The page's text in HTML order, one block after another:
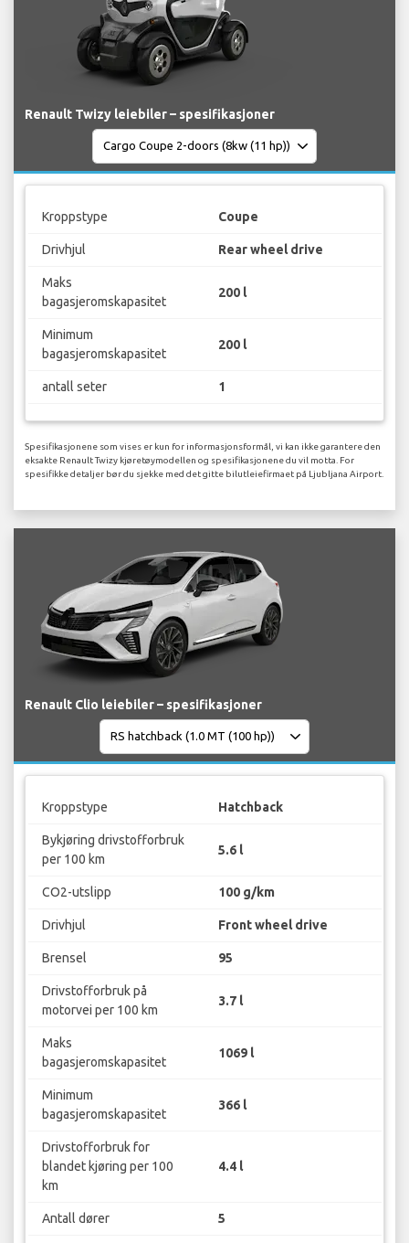
Renault Twizy leiebiler – spesifikasjoner
Kroppstype Coupe
Drivhjul Rear wheel drive
Maks
bagasjeromskapasitet
200 l
Minimum
bagasjeromskapasitet
200 l
antall seter 1
Spesifikasjonene som vises er kun for informasjonsformål, vi kan ikke garantere den
eksakte Renault Twizy kjøretøymodellen og spesifikasjonene du vil motta. For
spesifikke detaljer bør du sjekke med det gitte bilutleiefirmaet på Ljubljana Airport.
Renault Clio leiebiler – spesifikasjoner
Kroppstype Hatchback
Bykjøring drivstofforbruk
per 100 km
5.6 l
CO2-utslipp 100 g/km
Drivhjul Front wheel drive
Brensel 95
Drivstofforbruk på
motorvei per 100 km
3.7 l
Maks
bagasjeromskapasitet
1069 l
Minimum
bagasjeromskapasitet
366 l
Drivstofforbruk for
blandet kjøring per 100
km
4.4 l
Antall dører 5